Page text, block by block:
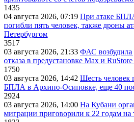
1435
04 августа 2026, 07:19 При атаке
погибли пять человек, также дроны
Петербургом
3517
03 августа 2026, 21:33 ФАС возбудила
отказа в предустановке Max и
1750
03 августа 2026, 14:42 Шесть человек
БПЛА в Архипо-Осиповке, еще 40
2924
03 августа 2026, 14:00 На Кубани
миграции приговорили к 22 годам на